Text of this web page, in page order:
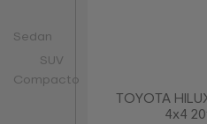
Sedan
SUV
Compacto
TOYOTA
4x4